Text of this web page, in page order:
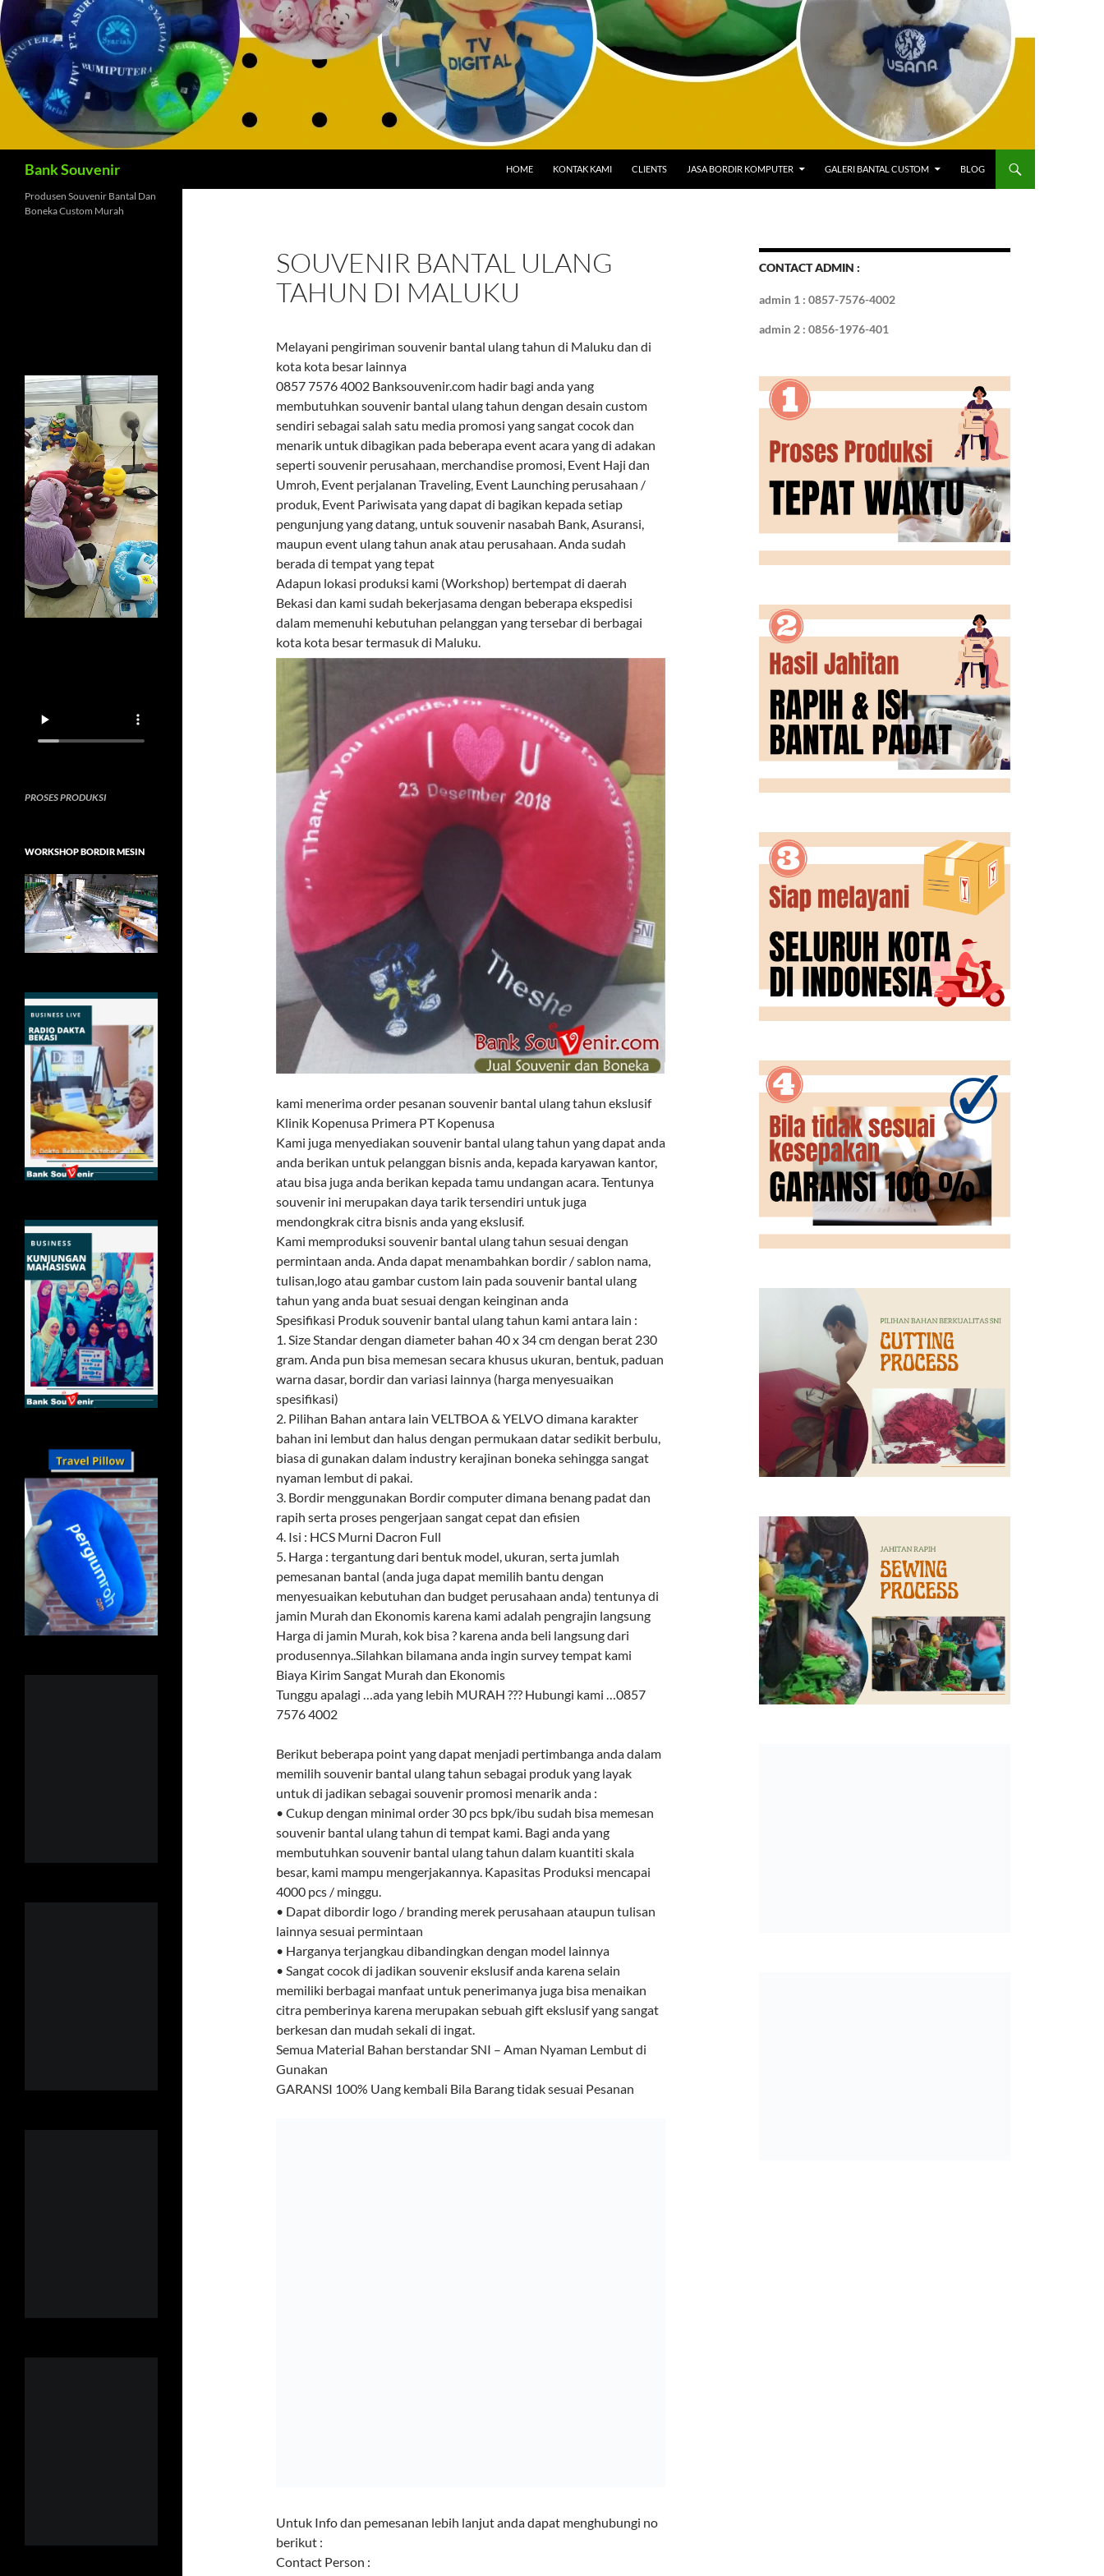
Bank Souvenir HOME KONTAK KAMI CLIENTS JASA BORDIR KOMPUTER GALERI BANTAL CUSTOM BLOG
SOUVENIR BANTAL ULANG
TAHUN DI MALUKU
Melayani pengiriman souvenir bantal ulang tahun di Maluku dan di
kota kota besar lainnya
0857 7576 4002 Banksouvenir.com hadir bagi anda yang
membutuhkan souvenir bantal ulang tahun dengan desain custom
sendiri sebagai salah satu media promosi yang sangat cocok dan
menarik untuk dibagikan pada beberapa event acara yang di adakan
seperti souvenir perusahaan, merchandise promosi, Event Haji dan
Umroh, Event perjalanan Traveling, Event Launching perusahaan /
produk, Event Pariwisata yang dapat di bagikan kepada setiap
pengunjung yang datang, untuk souvenir nasabah Bank, Asuransi,
maupun event ulang tahun anak atau perusahaan. Anda sudah
berada di tempat yang tepat
Adapun lokasi produksi kami (Workshop) bertempat di daerah
Bekasi dan kami sudah bekerjasama dengan beberapa ekspedisi
dalam memenuhi kebutuhan pelanggan yang tersebar di berbagai
kota kota besar termasuk di Maluku.
kami menerima order pesanan souvenir bantal ulang tahun ekslusif
Klinik Kopenusa Primera PT Kopenusa
Kami juga menyediakan souvenir bantal ulang tahun yang dapat anda
anda berikan untuk pelanggan bisnis anda, kepada karyawan kantor,
atau bisa juga anda berikan kepada tamu undangan acara. Tentunya
souvenir ini merupakan daya tarik tersendiri untuk juga
mendongkrak citra bisnis anda yang ekslusif.
Kami memproduksi souvenir bantal ulang tahun sesuai dengan
permintaan anda. Anda dapat menambahkan bordir / sablon nama,
tulisan,logo atau gambar custom lain pada souvenir bantal ulang
tahun yang anda buat sesuai dengan keinginan anda
Spesifikasi Produk souvenir bantal ulang tahun kami antara lain :
1. Size Standar dengan diameter bahan 40 x 34 cm dengan berat 230
gram. Anda pun bisa memesan secara khusus ukuran, bentuk, paduan
warna dasar, bordir dan variasi lainnya (harga menyesuaikan
spesifikasi)
2. Pilihan Bahan antara lain VELTBOA & YELVO dimana karakter
bahan ini lembut dan halus dengan permukaan datar sedikit berbulu,
biasa di gunakan dalam industry kerajinan boneka sehingga sangat
nyaman lembut di pakai.
3. Bordir menggunakan Bordir computer dimana benang padat dan
rapih serta proses pengerjaan sangat cepat dan efisien
4. Isi : HCS Murni Dacron Full
5. Harga : tergantung dari bentuk model, ukuran, serta jumlah
pemesanan bantal (anda juga dapat memilih bantu dengan
menyesuaikan kebutuhan dan budget perusahaan anda) tentunya di
jamin Murah dan Ekonomis karena kami adalah pengrajin langsung
Harga di jamin Murah, kok bisa ? karena anda beli langsung dari
produsennya..Silahkan bilamana anda ingin survey tempat kami
Biaya Kirim Sangat Murah dan Ekonomis
Tunggu apalagi …ada yang lebih MURAH ??? Hubungi kami …0857
7576 4002
Berikut beberapa point yang dapat menjadi pertimbanga anda dalam
memilih souvenir bantal ulang tahun sebagai produk yang layak
untuk di jadikan sebagai souvenir promosi menarik anda :
• Cukup dengan minimal order 30 pcs bpk/ibu sudah bisa memesan
souvenir bantal ulang tahun di tempat kami. Bagi anda yang
membutuhkan souvenir bantal ulang tahun dalam kuantiti skala
besar, kami mampu mengerjakannya. Kapasitas Produksi mencapai
4000 pcs / minggu.
• Dapat dibordir logo / branding merek perusahaan ataupun tulisan
lainnya sesuai permintaan
• Harganya terjangkau dibandingkan dengan model lainnya
• Sangat cocok di jadikan souvenir ekslusif anda karena selain
memiliki berbagai manfaat untuk penerimanya juga bisa menaikan
citra pemberinya karena merupakan sebuah gift ekslusif yang sangat
berkesan dan mudah sekali di ingat.
Semua Material Bahan berstandar SNI – Aman Nyaman Lembut di
Gunakan
GARANSI 100% Uang kembali Bila Barang tidak sesuai Pesanan
Untuk Info dan pemesanan lebih lanjut anda dapat menghubungi no
berikut :
Contact Person :
CONTACT ADMIN :
admin 1 : 0857-7576-4002
admin 2 : 0856-1976-401
Produsen Souvenir Bantal Dan
Boneka Custom Murah
PROSES PRODUKSI
WORKSHOP BORDIR MESIN